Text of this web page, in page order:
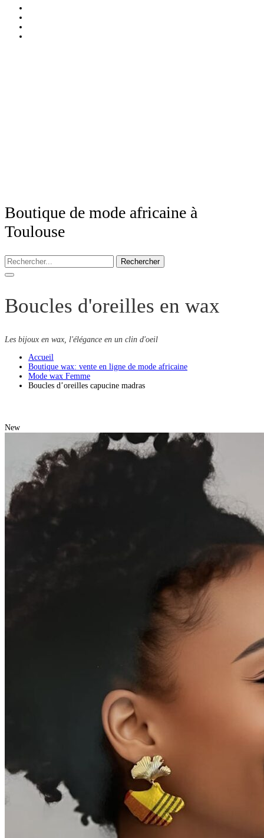
Boutique de mode africaine à
Toulouse
Rechercher
Boucles d'oreilles en wax
Les bijoux en wax, l'élégance en un clin d'oeil
Accueil
Boutique wax: vente en ligne de mode africaine
Mode wax Femme
Boucles d’oreilles capucine madras
New